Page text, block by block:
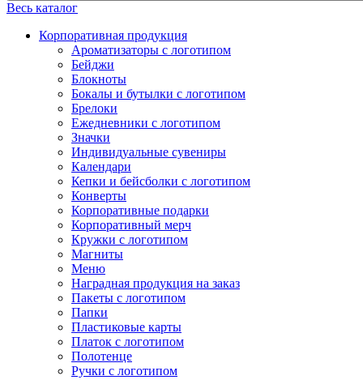
Весь каталог
Корпоративная продукция
Ароматизаторы с логотипом
Бейджи
Блокноты
Бокалы и бутылки с логотипом
Брелоки
Ежедневники с логотипом
Значки
Индивидуальные сувениры
Календари
Кепки и бейсболки с логотипом
Конверты
Корпоративные подарки
Корпоративный мерч
Кружки с логотипом
Магниты
Меню
Наградная продукция на заказ
Пакеты с логотипом
Папки
Пластиковые карты
Платок с логотипом
Полотенце
Ручки с логотипом